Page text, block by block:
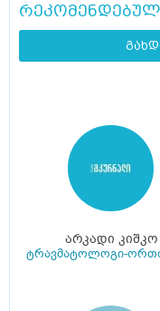
არკადი კიშკო
ტრავმატოლოგი-